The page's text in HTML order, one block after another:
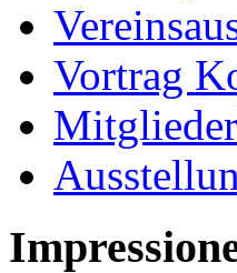
Vortrag